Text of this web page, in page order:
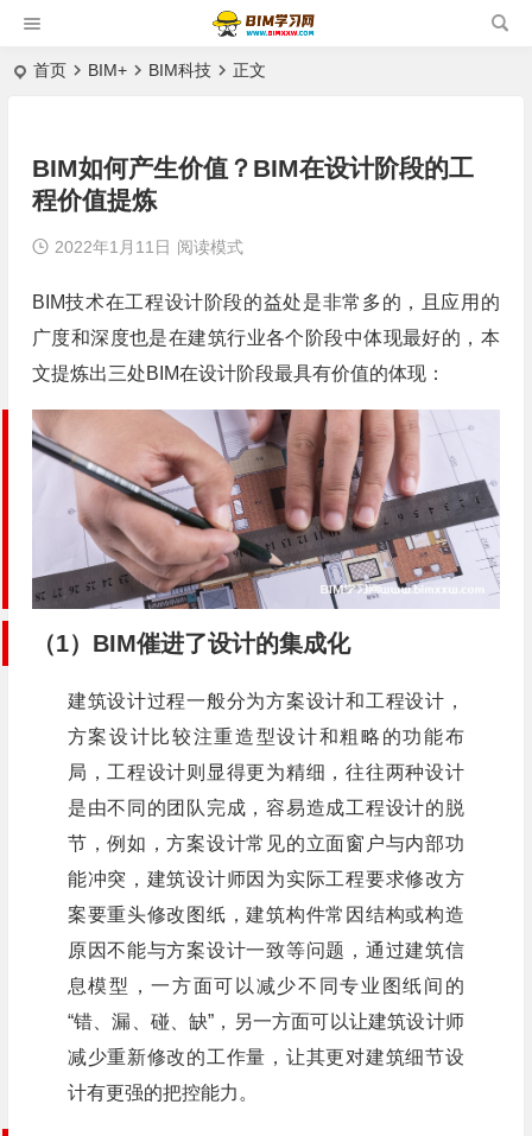
首页 BIM+ BIM科技 正文
BIM如何产生价值？BIM在设计阶段的工
程价值提炼
2022年1月11日 阅读模式
BIM技术在工程设计阶段的益处是非常多的，且应用的
广度和深度也是在建筑行业各个阶段中体现最好的，本
文提炼出三处BIM在设计阶段最具有价值的体现：
（1）BIM催进了设计的集成化
建筑设计过程一般分为方案设计和工程设计，
方案设计比较注重造型设计和粗略的功能布
局，工程设计则显得更为精细，往往两种设计
是由不同的团队完成，容易造成工程设计的脱
节，例如，方案设计常见的立面窗户与内部功
能冲突，建筑设计师因为实际工程要求修改方
案要重头修改图纸，建筑构件常因结构或构造
原因不能与方案设计一致等问题，通过建筑信
息模型，一方面可以减少不同专业图纸间的
“错、漏、碰、缺”，另一方面可以让建筑设计师
减少重新修改的工作量，让其更对建筑细节设
计有更强的把控能力。